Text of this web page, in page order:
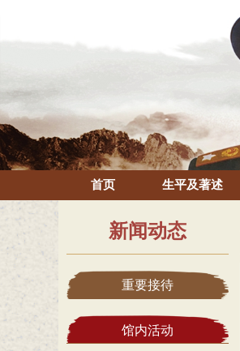
首页 生平及著述
新闻动态
重要接待
馆内活动